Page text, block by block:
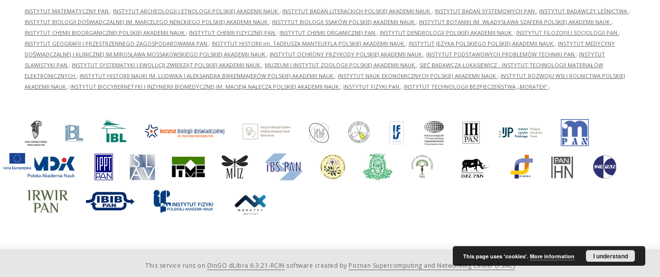
INSTYTUT MATEMATYCZNY PAN ; INSTYTUT ARCHEOLOGII I ETNOLOGII POLSKIEJ AKADEMII NAUK ; INSTYTUT BADAŃ LITERACKICH POLSKIEJ AKADEMII NAUK ; INSTYTUT BADAŃ SYSTEMOWYCH PAN ; INSTYTUT BADAWCZY LEŚNICTWA ;
INSTYTUT BIOLOGII DOŚWIADCZALNEJ IM. MARCELEGO NENCKIEGO POLSKIEJ AKADEMII NAUK ; INSTYTUT BIOLOGII SSAKÓW POLSKIEJ AKADEMII NAUK ; INSTYTUT BOTANIKI IM. WŁADYSŁAWA SZAFERA POLSKIEJ AKADEMII NAUK ;
INSTYTUT CHEMII BIOORGANICZNEJ POLSKIEJ AKADEMII NAUK ; INSTYTUT CHEMII FIZYCZNEJ PAN ; INSTYTUT CHEMII ORGANICZNEJ PAN ; INSTYTUT DENDROLOGII POLSKIEJ AKADEMII NAUK ; INSTYTUT FILOZOFII I SOCJOLOGII PAN ;
INSTYTUT GEOGRAFII I PRZESTRZENNEGO ZAGOSPODAROWANIA PAN ; INSTYTUT HISTORII im. TADEUSZA MANTEUFFLA POLSKIEJ AKADEMII NAUK ; INSTYTUT JĘZYKA POLSKIEGO POLSKIEJ AKADEMII NAUK ; INSTYTUT MEDYCYNY
DOŚWIADCZALNEJ I KLINICZNEJ IM.MIROSŁAWA MOSSAKOWSKIEGO POLSKIEJ AKADEMII NAUK ; INSTYTUT OCHRONY PRZYRODY POLSKIEJ AKADEMII NAUK ; INSTYTUT PODSTAWOWYCH PROBLEMÓW TECHNIKI PAN ; INSTYTUT
SLAWISTYKI PAN ; INSTYTUT SYSTEMATYKI I EWOLUCJI ZWIERZĄT POLSKIEJ AKADEMII NAUK ; MUZEUM I INSTYTUT ZOOLOGII POLSKIEJ AKADEMII NAUK ; SIEĆ BADAWCZA ŁUKASIEWICZ - INSTYTUT TECHNOLOGII MATERIAŁÓW
ELEKTRONICZNYCH ; INSTYTUT HISTORII NAUKI IM. LUDWIKA I ALEKSANDRA BIRKENMAJERÓW POLSKIEJ AKADEMII NAUK ; INSTYTUT NAUK EKONOMICZNYCH POLSKIEJ AKADEMII NAUK ; INSTYTUT ROZWOJU WSI I ROLNICTWA POLSKIEJ
AKADEMII NAUK ; INSTYTUT BIOCYBERNETYKI I INŻYNIERII BIOMEDYCZNEJ IM. MACIEJA NAŁĘCZA POLSKIEJ AKADEMII NAUK ; INSTYTUT FIZYKI PAN ; INSTYTUT TECHNOLOGII BEZPIECZEŃSTWA „MORATEX” ;
This service runs on DInGO dLibra 6.3.21-RCIN software created by Poznan Supercomputing and Networking Center (PSNC)
This page uses 'cookies'. More information I understand